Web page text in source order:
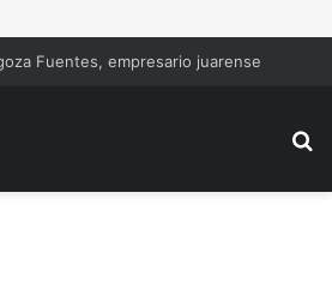
Fuentes, empresario juarense